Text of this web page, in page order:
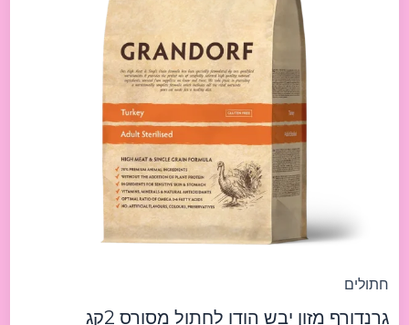
חתולים
גרנדורף מזון יבש הודו לחתול מסורס 2קג
הודו
לחתול
מסורס